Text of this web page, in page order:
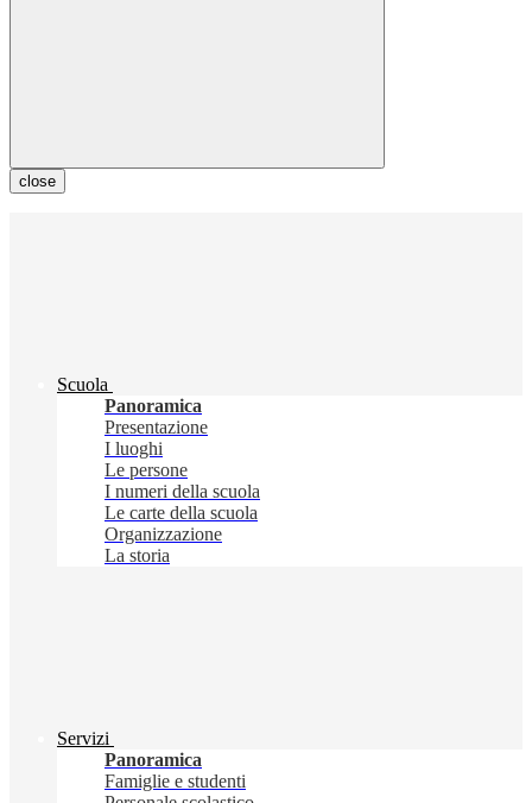
close
Scuola
Panoramica
Presentazione
I luoghi
Le persone
I numeri della scuola
Le carte della scuola
Organizzazione
La storia
Servizi
Panoramica
Famiglie e studenti